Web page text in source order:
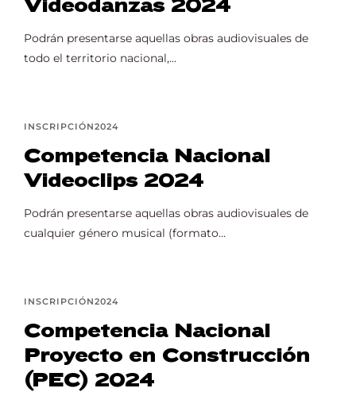
Videodanzas 2024
Podrán presentarse aquellas obras audiovisuales de
todo el territorio nacional,...
INSCRIPCIÓN2024
Competencia Nacional
Videoclips 2024
Podrán presentarse aquellas obras audiovisuales de
cualquier género musical (formato...
INSCRIPCIÓN2024
Competencia Nacional
Proyecto en Construcción
(PEC) 2024
Lost Your Password?